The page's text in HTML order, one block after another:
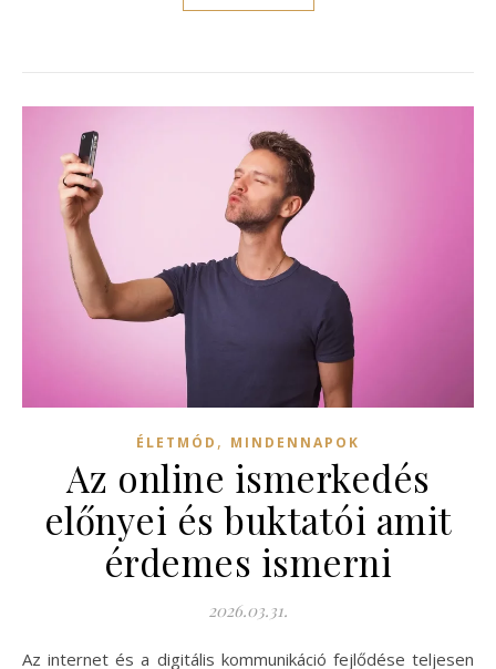
ÉLETMÓD , MINDENNAPOK
Az online ismerkedés
előnyei és buktatói amit
érdemes ismerni
2026.03.31.
Az internet és a digitális kommunikáció fejlődése teljesen